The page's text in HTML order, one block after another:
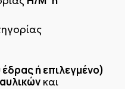
ή επιλεγμένο)
και